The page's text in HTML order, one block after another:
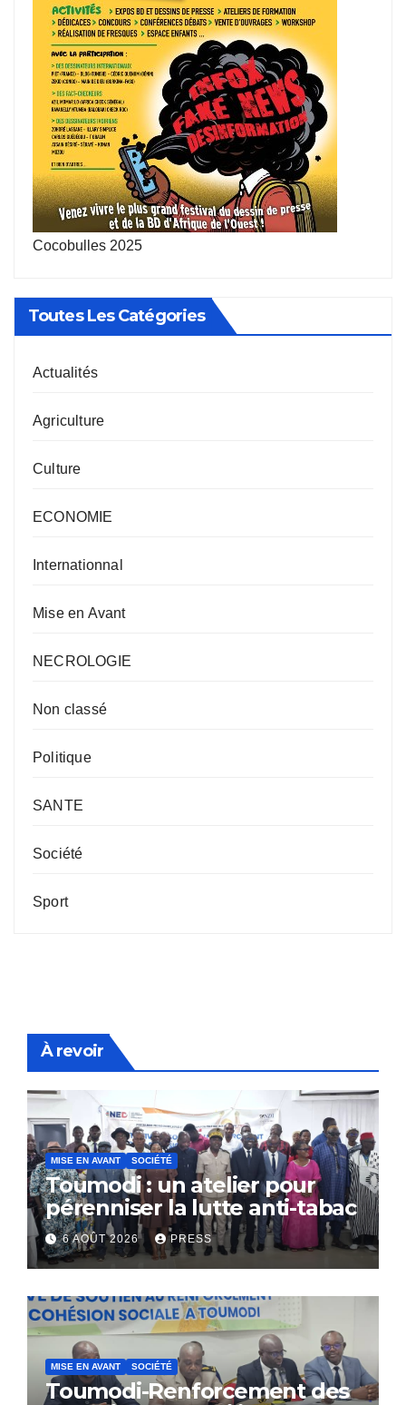
Cocobulles 2025
Toutes Les Catégories
Actualités
Agriculture
Culture
ECONOMIE
Internationnal
Mise en Avant
NECROLOGIE
Non classé
Politique
SANTE
Société
Sport
À revoir
MISE EN AVANT SOCIÉTÉ
Toumodi : un atelier pour
pérenniser la lutte anti-tabac
6 AOÛT 2026 PRESS
MISE EN AVANT SOCIÉTÉ
Toumodi-Renforcement des